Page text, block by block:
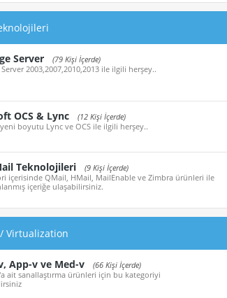
Server
(79 Kişi İçerde)
2003,2007,2010,2013 ile ilgili herşey..
OCS & Lync
(12 Kişi İçerde)
boyutu Lync ve OCS ile ilgili herşey..
Teknolojileri
(9 Kişi İçerde)
içerisinde QMail, HMail, MailEnable ve Zimbra ürünleri ile
içeriğe ulaşabilirsiniz.
Virtualization
App-v ve Med-v
(66 Kişi İçerde)
ait sanallaştırma ürünleri için bu kategoriyi